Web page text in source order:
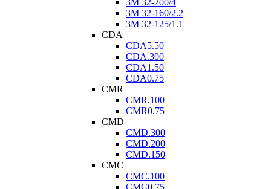
3M 32-200/4
3M 32-160/2.2
3M 32-125/1.1
CDA
CDA5.50
CDA.300
CDA1.50
CDA0.75
CMR
CMR.100
CMR0.75
CMD
CMD.300
CMD.200
CMD.150
CMC
CMC.100
CMC0.75